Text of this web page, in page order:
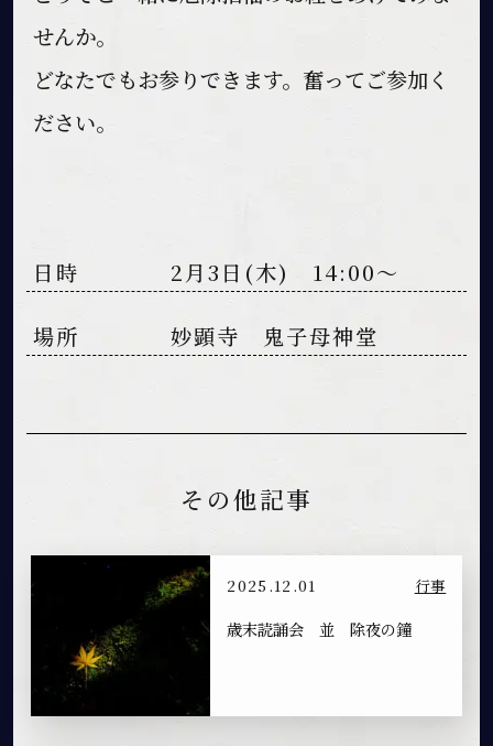
せんか。
どなたでもお参りできます。奮ってご参加く
ださい。
日時 2月3日(木) 14:00～
場所 妙顕寺 鬼子母神堂
その他記事
歳末読誦会 並 除夜の鐘
2025.12.01 行事